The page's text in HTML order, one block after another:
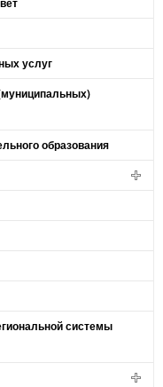
услуг
образования
системы